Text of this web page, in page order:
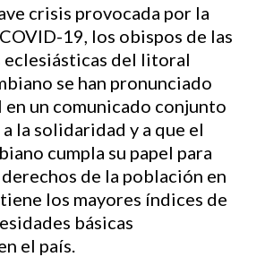
crisis provocada por la
19, los obispos de las
del litoral
se han pronunciado
en un comunicado conjunto
la solidaridad y a que el
cumpla su papel para
de la población en
los mayores índices de
básicas
el país.